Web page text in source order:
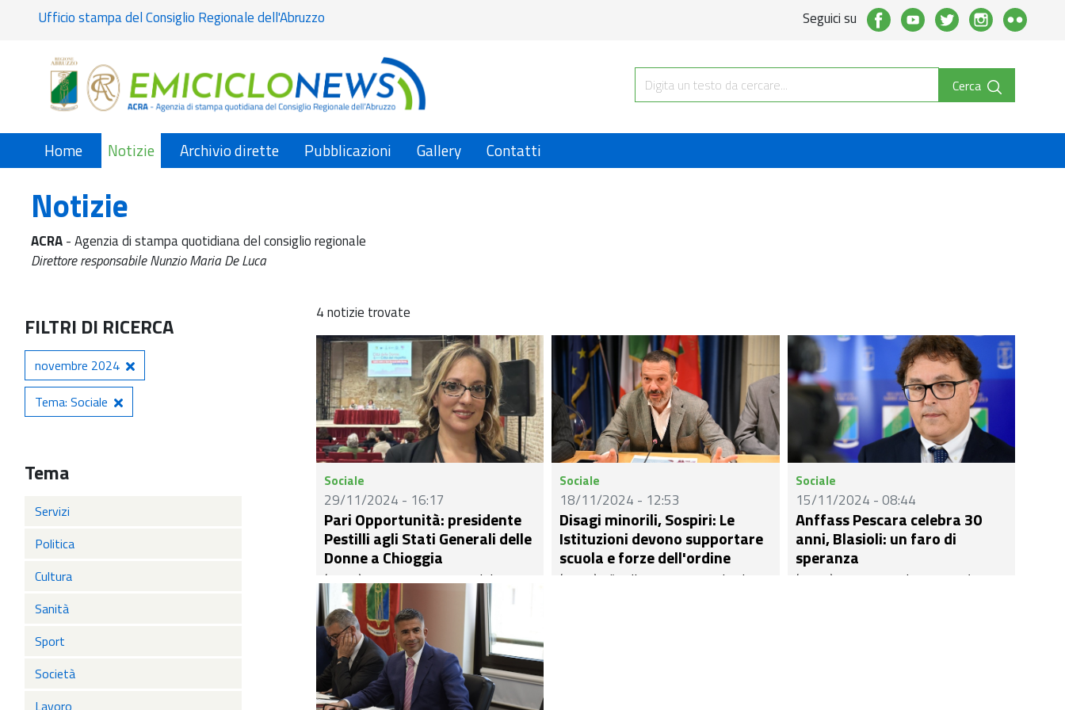
Ufficio stampa del Consiglio Regionale dell'Abruzzo Seguici su
Cerca
Home Notizie Archivio dirette Pubblicazioni Gallery Contatti
Notizie
ACRA- Agenzia di stampa quotidiana del consiglio regionale
Direttore responsabile Nunzio Maria De Luca
FILTRI DI RICERCA
novembre 2024
Tema: Sociale
Tema
Servizi
Politica
Cultura
Sanità
Sport
Società
Lavoro
4 notizie trovate
Sociale
29/11/2024 - 16:17
Pari Opportunità: presidente
Pestilli agli Stati Generali delle
Donne a Chioggia
(ACRA) - Oggi, in occasione del
decennale degli Stati Generali delle
Donne a Chioggia del 29/30
novembre si è svolto un incontro
molto articolato sui temi delle Pari
Opportunità. Ha
parecipato il presidente CPO
Sociale
18/11/2024 - 12:53
Disagi minorili, Sospiri: Le
Istituzioni devono supportare
scuola e forze dell'ordine
(ACRA) - “Nella prevenzione dei disagi
Sociale
15/11/2024 - 08:44
Anffass Pescara celebra 30
anni, Blasioli: un faro di
speranza
(ACRA) - "Un sogno lungo trent’anni,